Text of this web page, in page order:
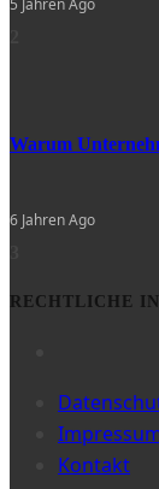
Warum
6 Jahren Ago
RECHTLICHE
Kontakt